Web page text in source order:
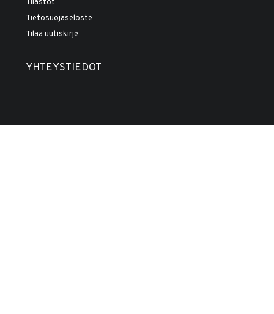
Tilastot
Tietosuojaseloste
Tilaa uutiskirje
YHTEYSTIEDOT